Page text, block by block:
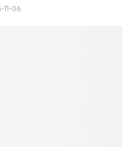
11-06